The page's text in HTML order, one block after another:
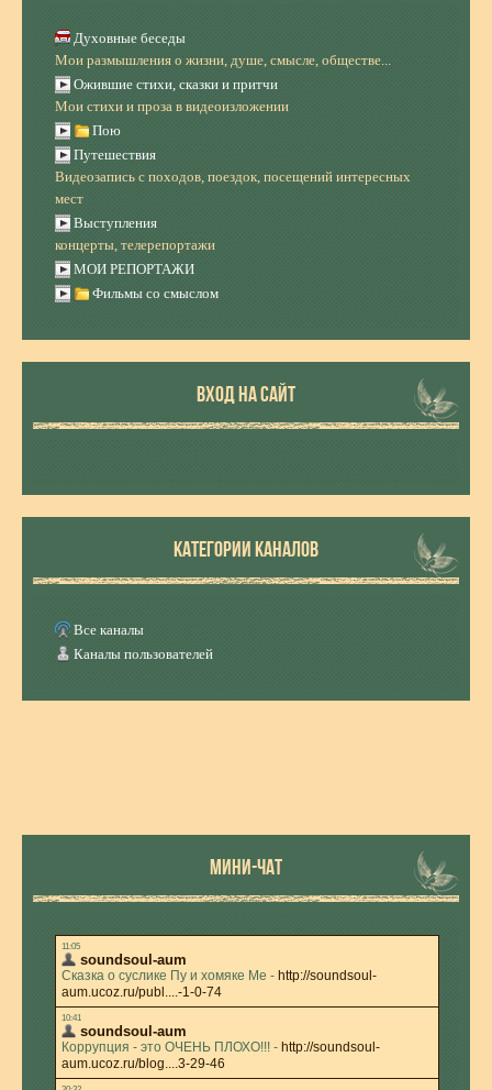
Духовные беседы
Мои размышления о жизни, душе, смысле, обществе...
Ожившие стихи, сказки и притчи
Мои стихи и проза в видеоизложении
Пою
Путешествия
Видеозапись с походов, поездок, посещений интересных
мест
Выступления
концерты, телерепортажи
МОИ РЕПОРТАЖИ
Фильмы со смыслом
ВХОД НА САЙТ
КАТЕГОРИИ КАНАЛОВ
Все каналы
Каналы пользователей
МИНИ-ЧАТ